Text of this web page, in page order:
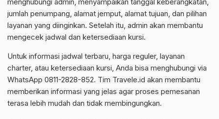
menghubungi admin, menyampaikan tanggal keberangkatan,
jumlah penumpang, alamat jemput, alamat tujuan, dan pilihan
layanan yang diinginkan. Setelah itu, admin akan membantu
mengecek jadwal dan ketersediaan kursi.
Untuk informasi jadwal terbaru, harga reguler, layanan
charter, atau ketersediaan kursi, Anda bisa menghubungi via
WhatsApp 0811-2828-852. Tim Travele.id akan membantu
memberikan informasi yang jelas agar proses pemesanan
terasa lebih mudah dan tidak membingungkan.